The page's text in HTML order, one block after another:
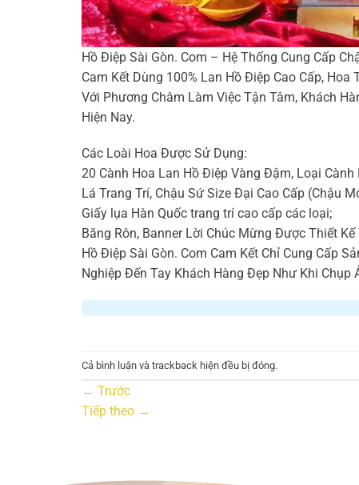
Hồ Điệp Sài Gòn. Com – Hệ Thống Cung Cấp
Cam Kết Dùng 100% Lan Hồ Điệp Cao Cấp,
Với Phương Châm Làm Việc Tận Tâm, Khách
Hiện Nay.
Các Loài Hoa Được Sử Dụng:
20 Cành Hoa Lan Hồ Điệp Vàng Đậm, Loại Cành
Lá Trang Trí, Chậu Sứ Size Đại Cao Cấp (Chậu
Giấy lụa Hàn Quốc trang trí cao cấp các loại;
Băng Rôn, Banner Lời Chúc Mừng Được Thiết
Hồ Điệp Sài Gòn. Com Cam Kết Chỉ Cung Cấp
Nghiệp Đến Tay Khách Hàng Đẹp Như Khi Chụp
Cả bình luận và trackback hiện đều bị đóng.
← Trước
Tiếp theo →